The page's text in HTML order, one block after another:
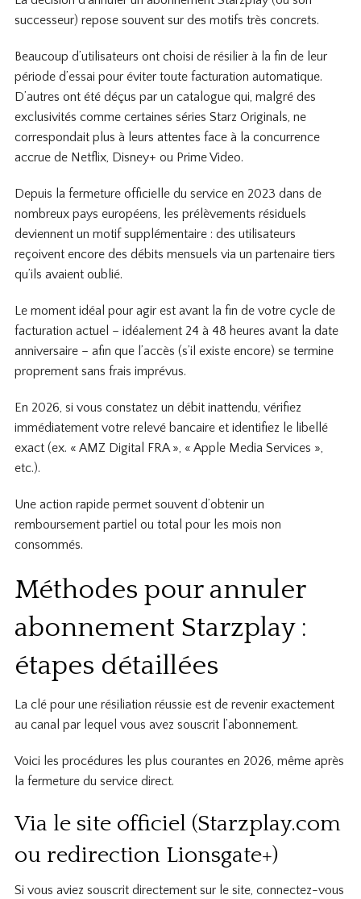
successeur) repose souvent sur des motifs très concrets.
Beaucoup d’utilisateurs ont choisi de résilier à la fin de leur
période d’essai pour éviter toute facturation automatique.
D’autres ont été déçus par un catalogue qui, malgré des
exclusivités comme certaines séries Starz Originals, ne
correspondait plus à leurs attentes face à la concurrence
accrue de Netflix, Disney+ ou Prime Video.
Depuis la fermeture officielle du service en 2023 dans de
nombreux pays européens, les prélèvements résiduels
deviennent un motif supplémentaire : des utilisateurs
reçoivent encore des débits mensuels via un partenaire tiers
qu’ils avaient oublié.
Le moment idéal pour agir est avant la fin de votre cycle de
facturation actuel – idéalement 24 à 48 heures avant la date
anniversaire – afin que l’accès (s’il existe encore) se termine
proprement sans frais imprévus.
En 2026, si vous constatez un débit inattendu, vérifiez
immédiatement votre relevé bancaire et identifiez le libellé
exact (ex. « AMZ Digital FRA », « Apple Media Services »,
etc.).
Une action rapide permet souvent d’obtenir un
remboursement partiel ou total pour les mois non
consommés.
Méthodes pour annuler
abonnement Starzplay :
étapes détaillées
La clé pour une résiliation réussie est de revenir exactement
au canal par lequel vous avez souscrit l’abonnement.
Voici les procédures les plus courantes en 2026, même après
la fermeture du service direct.
Via le site officiel (Starzplay.com
ou redirection Lionsgate+)
Si vous aviez souscrit directement sur le site, connectez-vous